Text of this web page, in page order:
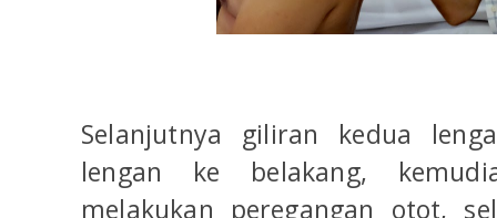
Selanjutnya giliran kedua
lengan ke belakang,
melakukan peregangan otot,